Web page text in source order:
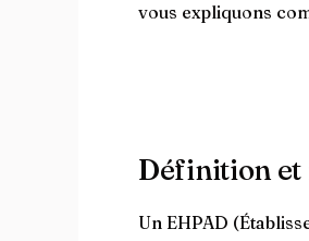
vous expliquons
Définition et
Un EHPAD